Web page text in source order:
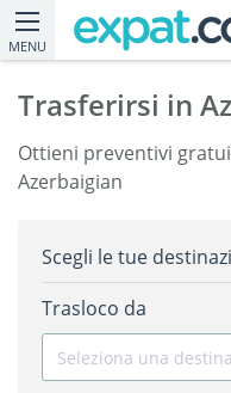
MENU
Trasferirsi in
Ottieni preventivi
Azerbaigian
Scegli le tue
Trasloco da
Seleziona una